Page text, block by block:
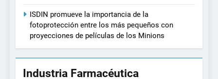
ISDIN promueve la importancia de la
fotoprotección entre los más pequeños con
proyecciones de películas de los Minions
Industria Farmacéutica